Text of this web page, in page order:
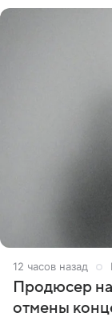
12 часов назад
Продюсер
отмены